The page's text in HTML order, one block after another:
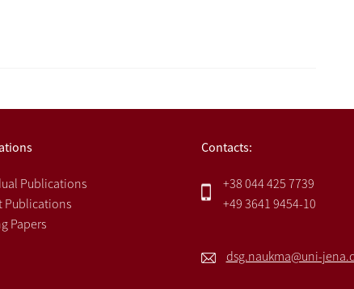
Publications
Publications
Papers
Contacts:
+38 044 425 7739
+49 3641 9454-10
dsg.naukma@uni-